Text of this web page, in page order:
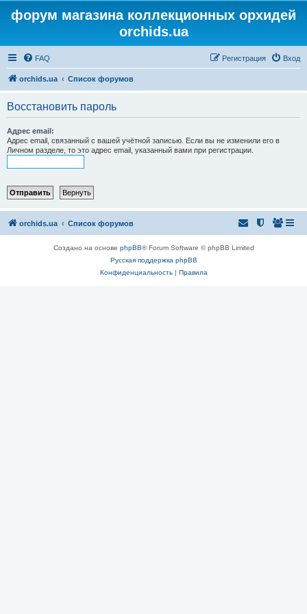
форум магазина коллекционных орхидей
orchids.ua
FAQ Вход
Регистрация
orchids.ua Список форумов
Восстановить пароль
Адрес email:
Адрес email, связанный с вашей учётной записью. Если вы не изменили его в
Личном разделе, то это адрес email, указанный вами при регистрации.
orchids.ua Список форумов
Создано на основе phpBB® Forum Software © phpBB Limited
Русская поддержка phpBB
Конфиденциальность| Правила